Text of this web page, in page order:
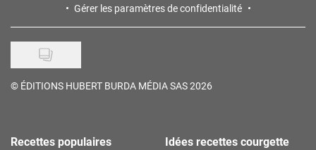
Gérer les paramètres de confidentialité
© ÉDITIONS HUBERT BURDA MÉDIA SAS 2026
Recettes populaires Idées recettes courgette